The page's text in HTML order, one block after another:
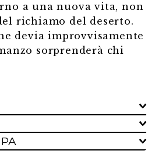
a una nuova vita, non
richiamo del deserto.
devia improvvisamente
sorprenderà chi